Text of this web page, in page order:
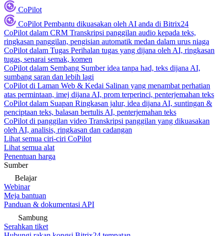
CoPilot
CoPilot Pembantu dikuasakan oleh AI anda di Bitrix24
CoPilot dalam CRM Transkripsi panggilan audio kepada teks,
ringkasan panggilan, pengisian automatik medan dalam urus niaga
CoPilot dalam Tugas Perihalan tugas yang dijana oleh AI, ringkasan
tugas, senarai semak, komen
CoPilot dalam Sembang Sumber idea tanpa had, teks dijana AI,
sumbang saran dan lebih lagi
CoPilot di Laman Web & Kedai Salinan yang menambat perhatian
atas permintaan, imej dijana AI, prom terperinci, penterjemahan teks
CoPilot dalam Suapan Ringkasan jalur, idea dijana AI, suntingan &
penciptaan teks, balasan bertulis AI, penterjemahan teks
CoPilot di panggilan video Transkripsi panggilan yang dikuasakan
oleh AI, analisis, ringkasan dan cadangan
Lihat semua ciri-ciri CoPilot
Lihat semua alat
Penentuan harga
Sumber
Belajar
Webinar
Meja bantuan
Panduan & dokumentasi API
Sambung
Serahkan tiket